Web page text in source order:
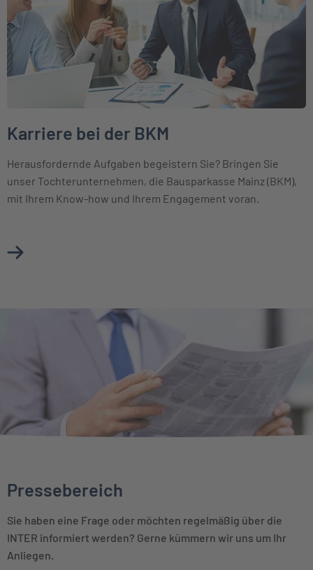
Karriere bei der BKM
Herausfordernde Aufgaben begeistern Sie? Bringen Sie
unser Tochterunternehmen, die Bausparkasse Mainz (BKM),
mit Ihrem Know-how und Ihrem Engagement voran.
Mehr über Karriere bei der BKM erfahren
Pressebereich
Sie haben eine Frage oder möchten regelmäßig über die
INTER informiert werden? Gerne kümmern wir uns um Ihr
Anliegen.